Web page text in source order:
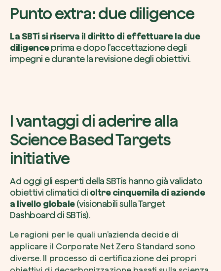
Punto extra: due diligence
La SBTi si riserva il diritto di effettuare la due
diligenceprima e dopo l’accettazione degli
impegni e durante la revisione degli obiettivi.
I vantaggi di aderire alla
Science Based Targets
initiative
Ad oggi gli esperti della SBTis hanno già validato
obiettivi climatici di oltre cinquemila di aziende
a livello globale(visionabili sulla Target
Dashboard di SBTis).
Le ragioni per le quali un’azienda decide di
applicare il Corporate Net Zero Standard sono
diverse. Il processo di certificazione dei propri